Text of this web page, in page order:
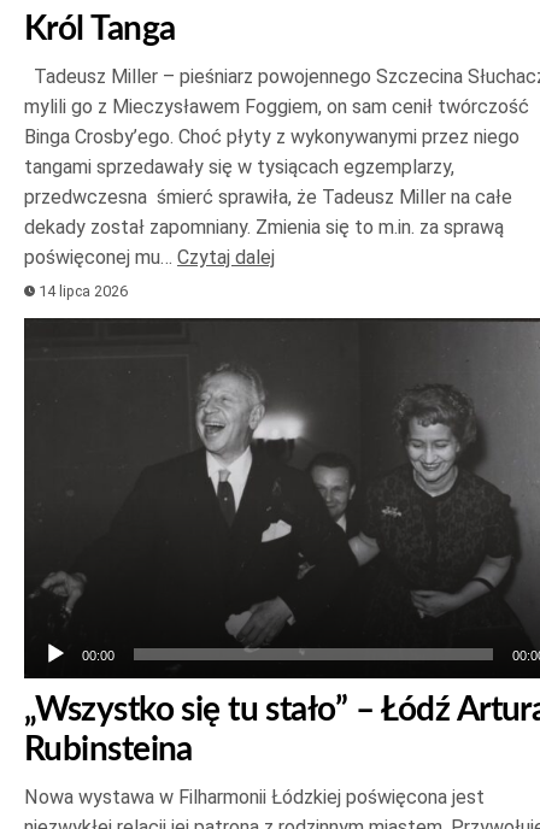
Król Tanga
Tadeusz Miller – pieśniarz powojennego Szczecina
mylili go z Mieczysławem Foggiem, on sam cenił twórczość
Binga Crosby’ego. Choć płyty z wykonywanymi przez niego
tangami sprzedawały się w tysiącach egzemplarzy,
przedwczesna śmierć sprawiła, że Tadeusz Miller na całe
dekady został zapomniany. Zmienia się to m.in. za sprawą
poświęconej mu… Czytaj dalej
14 lipca 2026
dźwiękowych
00:00
„Wszystko się tu stało” – Łódź
Rubinsteina
Nowa wystawa w Filharmonii Łódzkiej poświęcona jest